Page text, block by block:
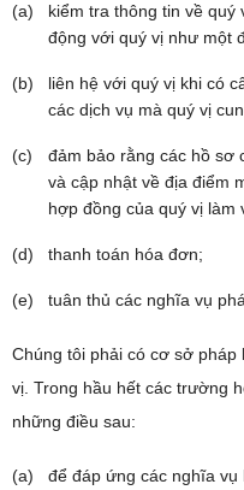
kiểm tra thông tin về
động với quý vị như một
liên hệ với quý vị khi có
các dịch vụ mà quý vị
đảm bảo rằng các hồ sơ
và cập nhật về địa điểm
hợp đồng của quý vị làm
thanh toán hóa đơn;
tuân thủ các nghĩa vụ
Chúng tôi phải có cơ sở
vị. Trong hầu hết các trường
những điều sau:
để đáp ứng các nghĩa vụ